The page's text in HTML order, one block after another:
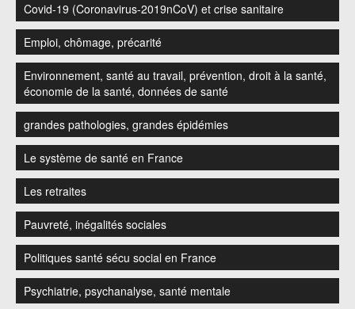
Covid-19 (Coronavirus-2019nCoV) et crise sanitaire
Emploi, chômage, précarité
Environnement, santé au travail, prévention, droit à la santé,
économie de la santé, données de santé
grandes pathologies, grandes épidémies
Le système de santé en France
Les retraites
Pauvreté, inégalités sociales
Politiques santé sécu social en France
Psychiatrie, psychanalyse, santé mentale